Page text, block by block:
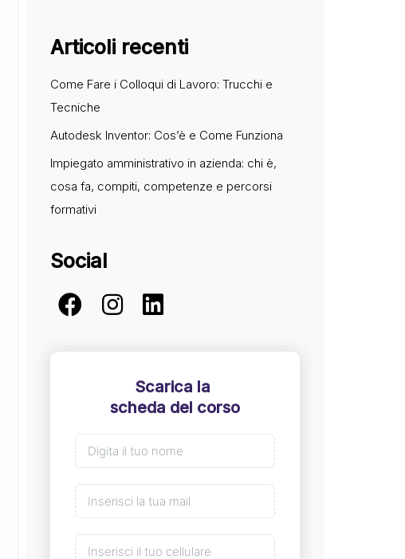
Articoli recenti
Come Fare i Colloqui di Lavoro: Trucchi e
Tecniche
Autodesk Inventor: Cos’è e Come Funziona
Impiegato amministrativo in azienda: chi è,
cosa fa, compiti, competenze e percorsi
formativi
Social
Scarica la
scheda del corso